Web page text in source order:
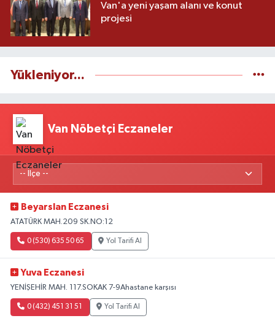
Van'a yeni yaşam alanı ve konut
projesi
Yükleniyor...
Van Nöbetçi Eczaneler
Beyarslan Eczanesi
ATATÜRK MAH.209 SK.NO:12
0 (530) 635 50 65 Yol Tarifi Al
Yuva Eczanesi
YENİŞEHİR MAH. 117.SOKAK 7-9Ahastane karşısı
0 (432) 451 31 51 Yol Tarifi Al